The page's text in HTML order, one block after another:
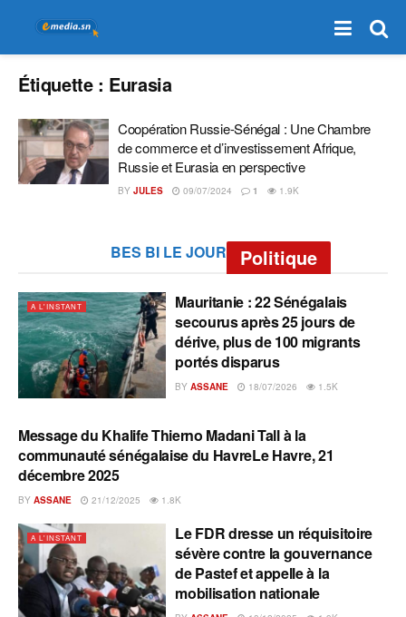
Étiquette : Eurasia
Coopération Russie-Sénégal : Une Chambre
de commerce et d’investissement Afrique,
Russie et Eurasia en perspective
BY JULES 09/07/2024 1 1.9K
BES BI LE JOUR Politique
A L'INSTANT
Mauritanie : 22 Sénégalais
secourus après 25 jours de
dérive, plus de 100 migrants
portés disparus
BY ASSANE 18/07/2026 1.5K
A L'INSTANT
Message du Khalife Thierno Madani Tall à la
communauté sénégalaise du HavreLe Havre, 21
décembre 2025
BY ASSANE 21/12/2025 1.8K
A L'INSTANT
Le FDR dresse un réquisitoire
sévère contre la gouvernance
de Pastef et appelle à la
mobilisation nationale